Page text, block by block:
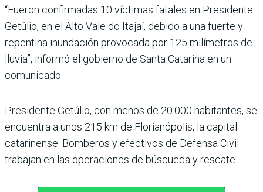
“Fueron confirmadas 10 víctimas fatales en Presidente
Getúlio, en el Alto Vale do Itajaí, debido a una fuerte y
repentina inundación provocada por 125 milímetros de
lluvia”, informó el gobierno de Santa Catarina en un
comunicado.
Presidente Getúlio, con menos de 20.000 habitantes, se
encuentra a unos 215 km de Florianópolis, la capital
catarinense. Bomberos y efectivos de Defensa Civil
trabajan en las operaciones de búsqueda y rescate.